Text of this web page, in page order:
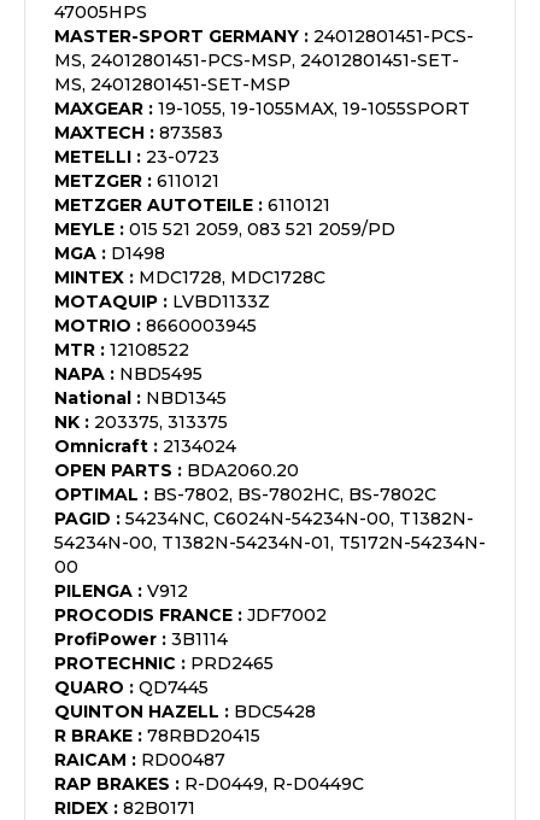
47005HPS
MASTER-SPORT GERMANY : 24012801451-PCS-
MS, 24012801451-PCS-MSP, 24012801451-SET-
MS, 24012801451-SET-MSP
MAXGEAR : 19-1055, 19-1055MAX, 19-1055SPORT
MAXTECH : 873583
METELLI : 23-0723
METZGER : 6110121
METZGER AUTOTEILE : 6110121
MEYLE : 015 521 2059, 083 521 2059/PD
MGA : D1498
MINTEX : MDC1728, MDC1728C
MOTAQUIP : LVBD1133Z
MOTRIO : 8660003945
MTR : 12108522
NAPA : NBD5495
National : NBD1345
NK : 203375, 313375
Omnicraft : 2134024
OPEN PARTS : BDA2060.20
OPTIMAL : BS-7802, BS-7802HC, BS-7802C
PAGID : 54234NC, C6024N-54234N-00, T1382N-
54234N-00, T1382N-54234N-01, T5172N-54234N-
00
PILENGA : V912
PROCODIS FRANCE : JDF7002
ProfiPower : 3B1114
PROTECHNIC : PRD2465
QUARO : QD7445
QUINTON HAZELL : BDC5428
R BRAKE : 78RBD20415
RAICAM : RD00487
RAP BRAKES : R-D0449, R-D0449C
RIDEX : 82B0171